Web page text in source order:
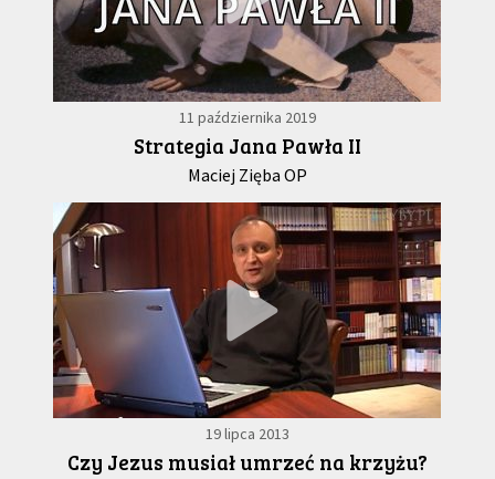
11 października 2019
Strategia Jana Pawła II
Maciej Zięba OP
19 lipca 2013
Czy Jezus musiał umrzeć na krzyżu?